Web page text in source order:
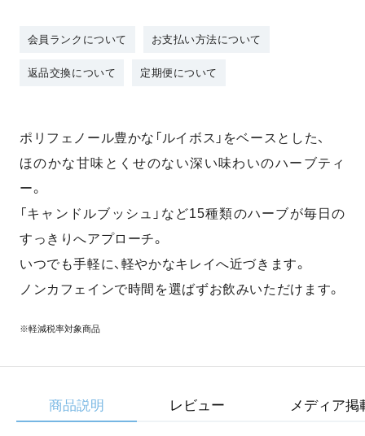
会員ランクについて お支払い方法について
返品交換について 定期便について
ポリフェノール豊かな「ルイボス」をベースとした、
ほのかな甘味とくせのない深い味わいのハーブティ
ー。
「キャンドルブッシュ」など15種類のハーブが毎日の
すっきりへアプローチ。
いつでも手軽に、軽やかなキレイへ近づきます。
ノンカフェインで時間を選ばずお飲みいただけます。
※軽減税率対象商品
商品説明 レビュー メディア掲